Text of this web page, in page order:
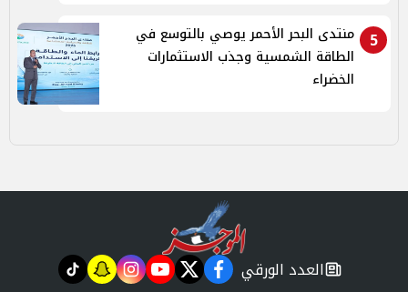
5
منتدى البحر الأحمر يوصي بالتوسع في
الطاقة الشمسية وجذب الاستثمارات
الخضراء
newspaper
العدد الورقي facebook
twitter
youtube
instagram
snapchat
tiktok